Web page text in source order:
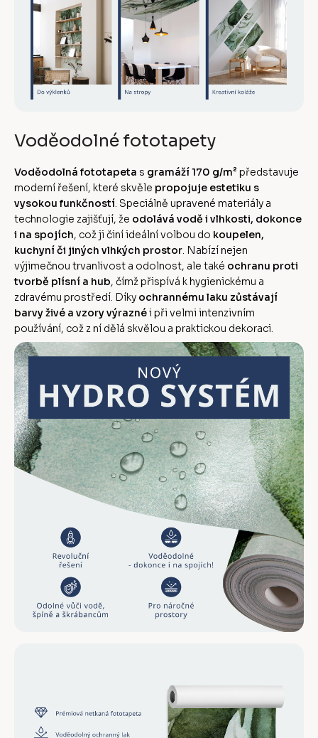
Voděodolné fototapety
Voděodolná fototapeta s gramáží 170 g/m² představuje
moderní řešení, které skvěle propojuje estetiku s
vysokou funkčností. Speciálně upravené materiály a
technologie zajišťují, že odolává vodě i vlhkosti, dokonce
i na spojích, což ji činí ideální volbou do koupelen,
kuchyní či jiných vlhkých prostor. Nabízí nejen
výjimečnou trvanlivost a odolnost, ale také ochranu proti
tvorbě plísní a hub, čímž přispívá k hygienickému a
zdravému prostředí. Díky ochrannému laku zůstávají
barvy živé a vzory výraznéi při velmi intenzivním
používání, což z ní dělá skvělou a praktickou dekoraci.